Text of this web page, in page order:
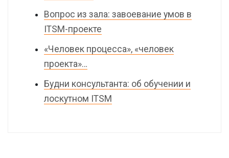
Вопрос из зала: завоевание умов в
ITSM-проекте
«Человек процесса», «человек
проекта»…
Будни консультанта: об обучении и
лоскутном ITSM